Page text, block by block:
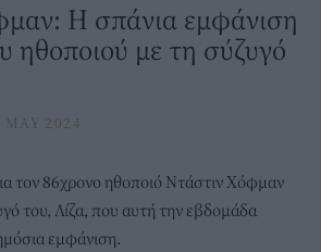
H σπάνια εμφάνιση
ηθοποιού με τη σύζυγό
MAY 2024
τον 86χρονο ηθοποιό Ντάστιν Χόφμαν
του, Λίζα, που αυτή την εβδομάδα
εμφάνιση.